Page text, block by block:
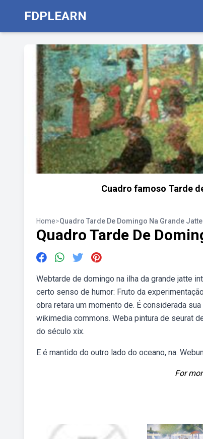
FDPLEARN
Cuadro famoso Tarde
Home>Quadro Tarde De Domingo Na Grande Jatte
Quadro Tarde De
Webtarde de domingo na ilha da grande jatte
certo senso de humor: Fruto da
obra retara um momento de. É considerada
wikimedia commons. Weba pintura de seurat
do século xix.
E é mantido do outro lado do oceano, na.
For